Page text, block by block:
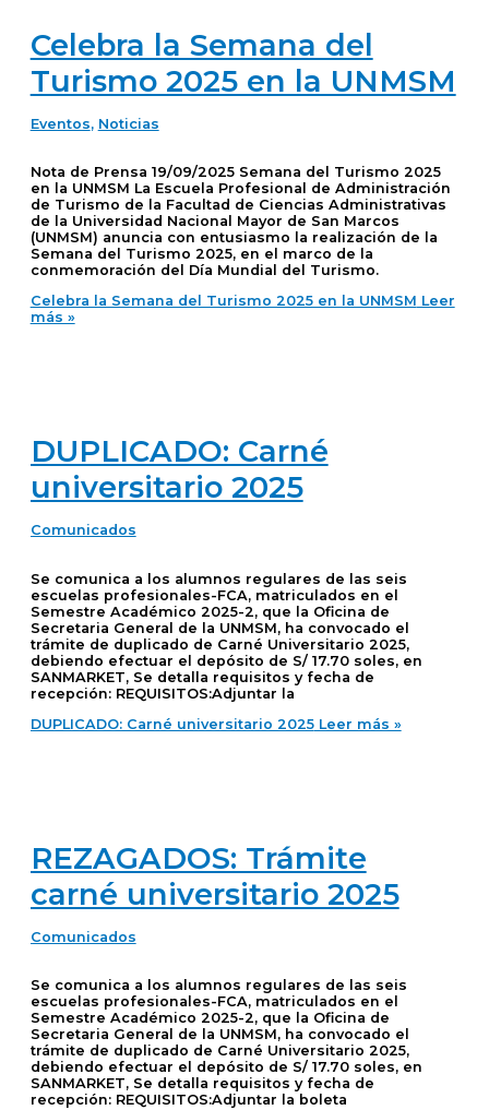
Celebra la Semana del
Turismo 2025 en la UNMSM
Eventos, Noticias
Nota de Prensa 19/09/2025 Semana del Turismo 2025
en la UNMSM La Escuela Profesional de Administración
de Turismo de la Facultad de Ciencias Administrativas
de la Universidad Nacional Mayor de San Marcos
(UNMSM) anuncia con entusiasmo la realización de la
Semana del Turismo 2025, en el marco de la
conmemoración del Día Mundial del Turismo.
Celebra la Semana del Turismo 2025 en la UNMSM Leer
más »
DUPLICADO: Carné
universitario 2025
Comunicados
Se comunica a los alumnos regulares de las seis
escuelas profesionales-FCA, matriculados en el
Semestre Académico 2025-2, que la Oficina de
Secretaria General de la UNMSM, ha convocado el
trámite de duplicado de Carné Universitario 2025,
debiendo efectuar el depósito de S/ 17.70 soles, en
SANMARKET, Se detalla requisitos y fecha de
recepción: REQUISITOS:Adjuntar la
DUPLICADO: Carné universitario 2025Leer más »
REZAGADOS: Trámite
carné universitario 2025
Comunicados
Se comunica a los alumnos regulares de las seis
escuelas profesionales-FCA, matriculados en el
Semestre Académico 2025-2, que la Oficina de
Secretaria General de la UNMSM, ha convocado el
trámite de duplicado de Carné Universitario 2025,
debiendo efectuar el depósito de S/ 17.70 soles, en
SANMARKET, Se detalla requisitos y fecha de
recepción: REQUISITOS:Adjuntar la boleta